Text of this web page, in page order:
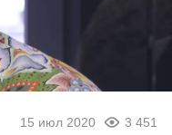
15 июл 2020 3 451